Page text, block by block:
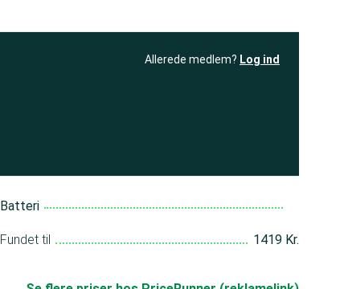
Allerede medlem? Log ind
Batteri
Fundet til 1419 Kr.